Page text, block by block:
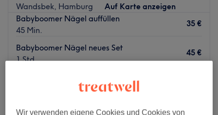
Wandsbek, Hamburg
Auf Karte anzeigen
Babyboomer Nägel auffüllen
45 Min.
35 €
Babyboomer Nägel neues Set
1 Std.
45 €
Dienstag
10:00– 20:00
Wir verwenden eigene Cookies und Cookies von